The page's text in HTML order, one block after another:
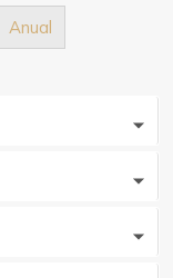
Anual